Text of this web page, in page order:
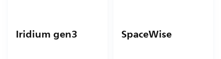
Iridium gen3 SpaceWise